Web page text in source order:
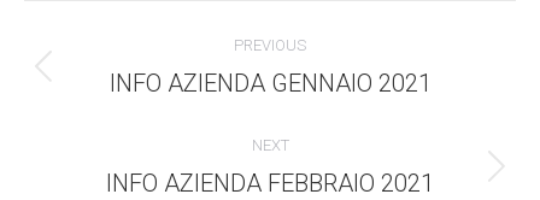
Commento
di
navigazione
PREVIOUS
Stile
INFO AZIENDA GENNAIO 2021
NEXT
Numero
INFO AZIENDA FEBBRAIO 2021